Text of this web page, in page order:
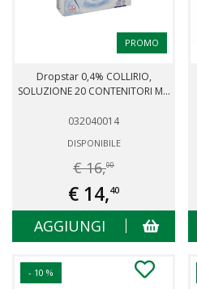
PROMO
Dropstar 0,4% COLLIRIO,
SOLUZIONE 20 CONTENITORI M...
032040014
DISPONIBILE
€ 16,00
€ 14,40
AGGIUNGI
- 10 %